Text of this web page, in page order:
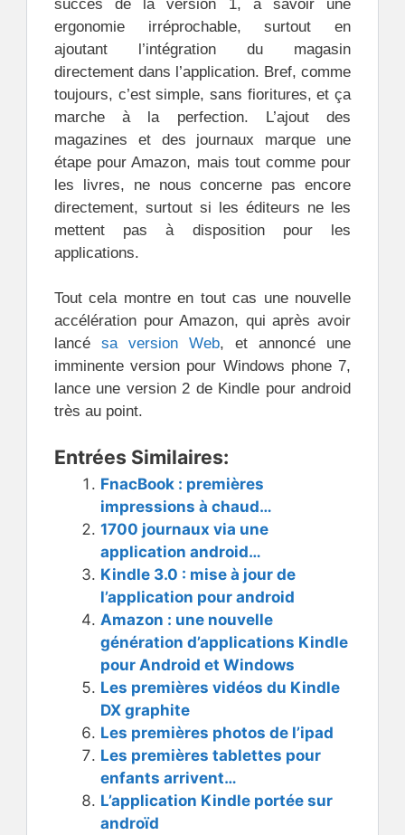
succès de la version 1, à savoir une
ergonomie irréprochable, surtout en
ajoutant l’intégration du magasin
directement dans l’application. Bref, comme
toujours, c’est simple, sans fioritures, et ça
marche à la perfection. L’ajout des
magazines et des journaux marque une
étape pour Amazon, mais tout comme pour
les livres, ne nous concerne pas encore
directement, surtout si les éditeurs ne les
mettent pas à disposition pour les
applications.
Tout cela montre en tout cas une nouvelle
accélération pour Amazon, qui après avoir
lancé sa version Web, et annoncé une
imminente version pour Windows phone 7,
lance une version 2 de Kindle pour android
très au point.
Entrées Similaires:
FnacBook : premières
impressions à chaud…
1700 journaux via une
application android…
Kindle 3.0 : mise à jour de
l’application pour android
Amazon : une nouvelle
génération d’applications Kindle
pour Android et Windows
Les premières vidéos du Kindle
DX graphite
Les premières photos de l’ipad
Les premières tablettes pour
enfants arrivent…
L’application Kindle portée sur
androïd